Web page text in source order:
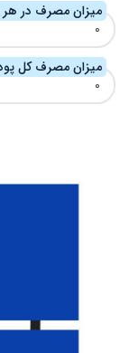
میزان مصرف در هر
میزان مصرف کل